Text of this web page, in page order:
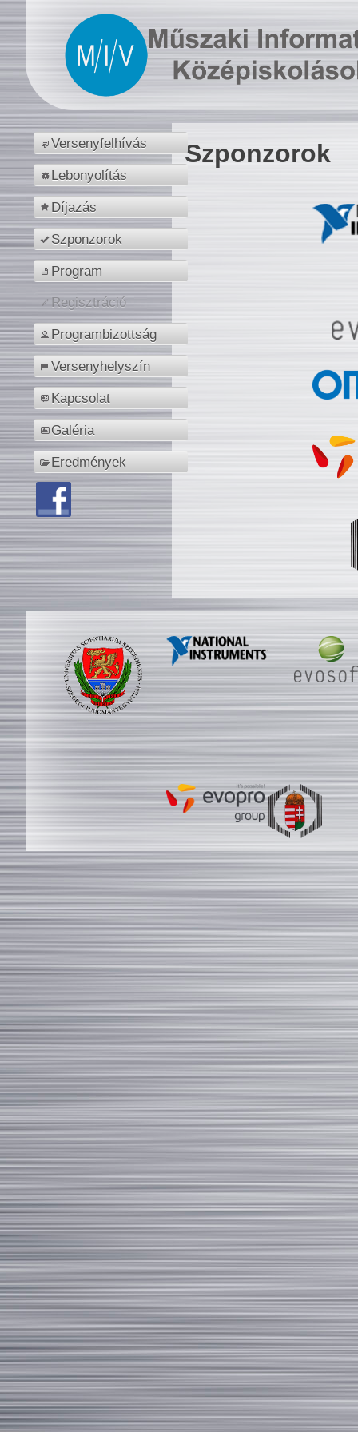
Versenyfelhívás
Lebonyolítás
Díjazás
Szponzorok
Program
Regisztráció
Programbizottság
Versenyhelyszín
Kapcsolat
Galéria
Eredmények
Szponzorok